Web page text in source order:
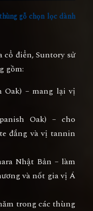
gỗ chọn lọc dành
điển, Suntory sử
gồm:
Oak) – mang lại vị
Oak) – cho
đắng và vị tannin
Nhật Bản – làm
và nốt gia vị Á
trong các thùng